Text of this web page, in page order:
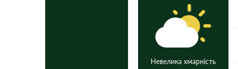
Невелика хмарність